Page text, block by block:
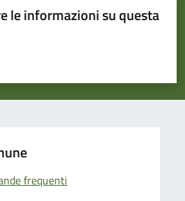
le informazioni su questa
stelle su 5
su 5
5
frequenti